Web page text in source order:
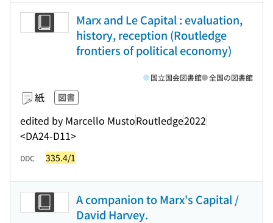
Marx and Le Capital : evaluation,
history, reception (Routledge
frontiers of political economy)
紙 図書
edited by Marcello MustoRoutledge2022
<DA24-D11>
国立国会図書館 全国の図書館
DDC 335.4/1
A companion to Marx's Capital /
David Harvey.